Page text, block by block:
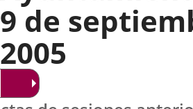
9 de
2005